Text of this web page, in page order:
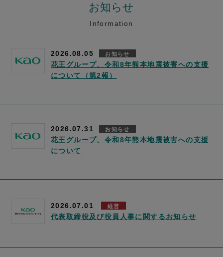
お知らせ
Information
2026.08.05 お知らせ
花王グループ、令和8年熊本地震被害への支援
について（第2報）
2026.07.31 お知らせ
花王グループ、令和8年熊本地震被害への支援
について
2026.07.01 経営
代表取締役及び役員人事に関するお知らせ